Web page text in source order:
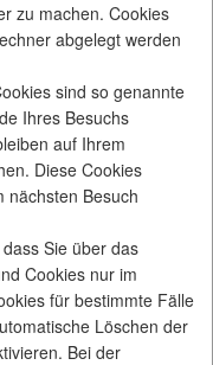
zu machen. Cookies
abgelegt werden
sind so genannte
Ihres Besuchs
auf Ihrem
Diese Cookies
nächsten Besuch
Sie über das
Cookies nur im
für bestimmte Fälle
Löschen der
Bei der